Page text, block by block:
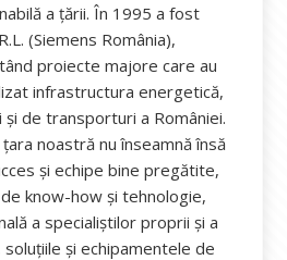
a țării. În 1995 a fost
(Siemens România),
proiecte majore care au
infrastructura energetică,
și de transporturi a României.
noastră nu înseamnă însă
și echipe bine pregătite,
know-how și tehnologie,
a specialiștilor proprii și a
și echipamentele de